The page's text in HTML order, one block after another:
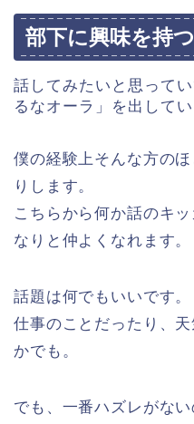
部下に興味を持
話してみたいと思って
るなオーラ」を出して
僕の経験上そんな方の
りします。
こちらから何か話のキ
なりと仲よくなれます。
話題は何でもいいです。
仕事のことだったり、
かでも。
でも、一番ハズレがな